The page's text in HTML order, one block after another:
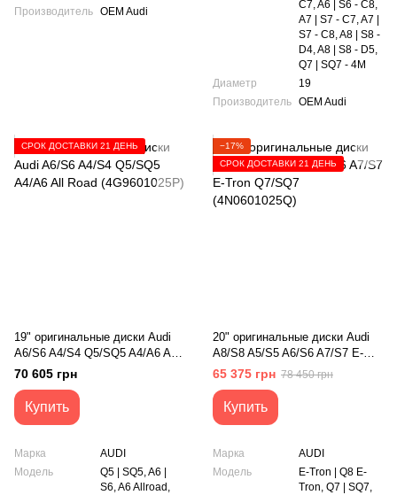
Производитель OEM Audi
C7, A6 | S6 - C8,
A7 | S7 - C7, A7 |
S7 - C8, A8 | S8 -
D4, A8 | S8 - D5,
Q7 | SQ7 - 4M
Диаметр
19
Производитель OEM Audi
СРОК ДОСТАВКИ 21 ДЕНЬ
19" оригинальные диски Audi
A6/S6 A4/S4 Q5/SQ5 A4/A6 All
Road (4G9601025P)
70 605 грн
Купить
Марка
AUDI
Модель
Q5 | SQ5, A6 |
S6, A6 Allroad,
−17%
СРОК ДОСТАВКИ 21 ДЕНЬ
20" оригинальные диски Audi
A8/S8 A5/S5 A6/S6 A7/S7 E-
Tron Q7/SQ7 (4N0601025Q)
65 375 грн 78 450 грн
Купить
Марка
AUDI
Модель
E-Tron | Q8 E-
Tron, Q7 | SQ7,